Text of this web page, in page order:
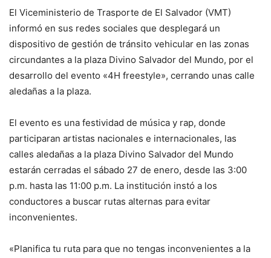
El Viceministerio de Trasporte de El Salvador (VMT)
informó en sus redes sociales que desplegará un
dispositivo de gestión de tránsito vehicular en las zonas
circundantes a la plaza Divino Salvador del Mundo, por el
desarrollo del evento «4H freestyle», cerrando unas calle
aledañas a la plaza.
El evento es una festividad de música y rap, donde
participaran artistas nacionales e internacionales, las
calles aledañas a la plaza Divino Salvador del Mundo
estarán cerradas el sábado 27 de enero, desde las 3:00
p.m. hasta las 11:00 p.m. La institución instó a los
conductores a buscar rutas alternas para evitar
inconvenientes.
«Planifica tu ruta para que no tengas inconvenientes a la